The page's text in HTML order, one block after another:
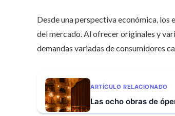
Desde una perspectiva económica,
del mercado. Al ofrecer originales y
demandas variadas de consumidores
ARTÍCULO RELACIONADO
Las ocho obras de